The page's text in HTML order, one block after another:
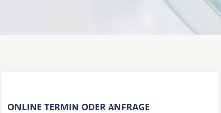
ONLINE TERMIN ODER ANFRAGE